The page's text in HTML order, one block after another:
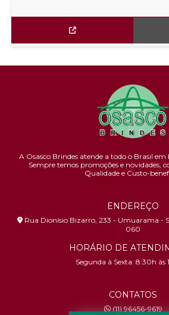
A Osasco Brindes atende a todo o Brasil em
Sempre temos promoções e novidades,
Qualidade e Custo-
ENDEREÇO
Rua Dionísio Bizarro, 233 - Umuarama -
060
HORÁRIO DE
Segunda à Sexta: 8:30h às
CONTATOS
(11) 96456-9619